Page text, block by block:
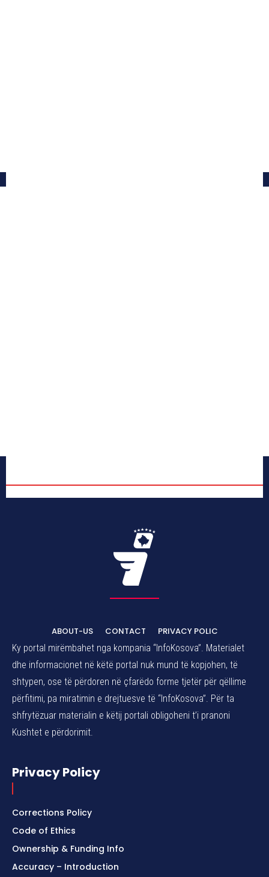
ABOUT-US CONTACT
PRIVACY POLIC
Ky portal mirëmbahet nga kompania “InfoKosova”. Materialet
dhe informacionet në këtë portal nuk mund të kopjohen, të
shtypen, ose të përdoren në çfarëdo forme tjetër për qëllime
përfitimi, pa miratimin e drejtuesve të “InfoKosova”. Për ta
shfrytëzuar materialin e këtij portali obligoheni t’i pranoni
Kushtet e përdorimit.
Privacy Policy
Corrections Policy
Code of Ethics
Ownership & Funding Info
Accuracy – Introduction